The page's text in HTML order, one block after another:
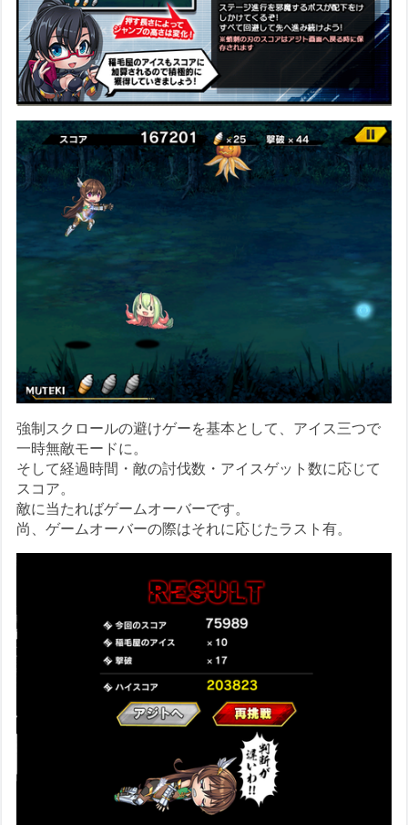
強制スクロールの避けゲーを基本として、アイス三つで
一時無敵モードに。
そして経過時間・敵の討伐数・アイスゲット数に応じて
スコア。
敵に当たればゲームオーバーです。
尚、ゲームオーバーの際はそれに応じたラスト有。